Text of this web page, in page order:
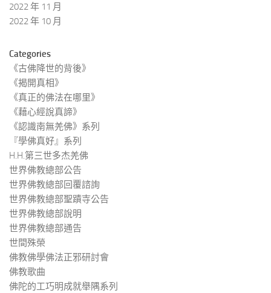
2022 年 11 月
2022 年 10 月
Categories
《古佛降世的背後》
《揭開真相》
《真正的佛法在哪里》
《藉心經說真諦》
《認識南無羌佛》系列
『學佛真好』系列
H.H.第三世多杰羌佛
世界佛教總部公告
世界佛教總部回覆諮詢
世界佛教總部聖蹟寺公告
世界佛教總部說明
世界佛教總部通告
世間殊榮
佛教佛學佛法正邪研討會
佛教歌曲
佛陀的工巧明成就舉隅系列